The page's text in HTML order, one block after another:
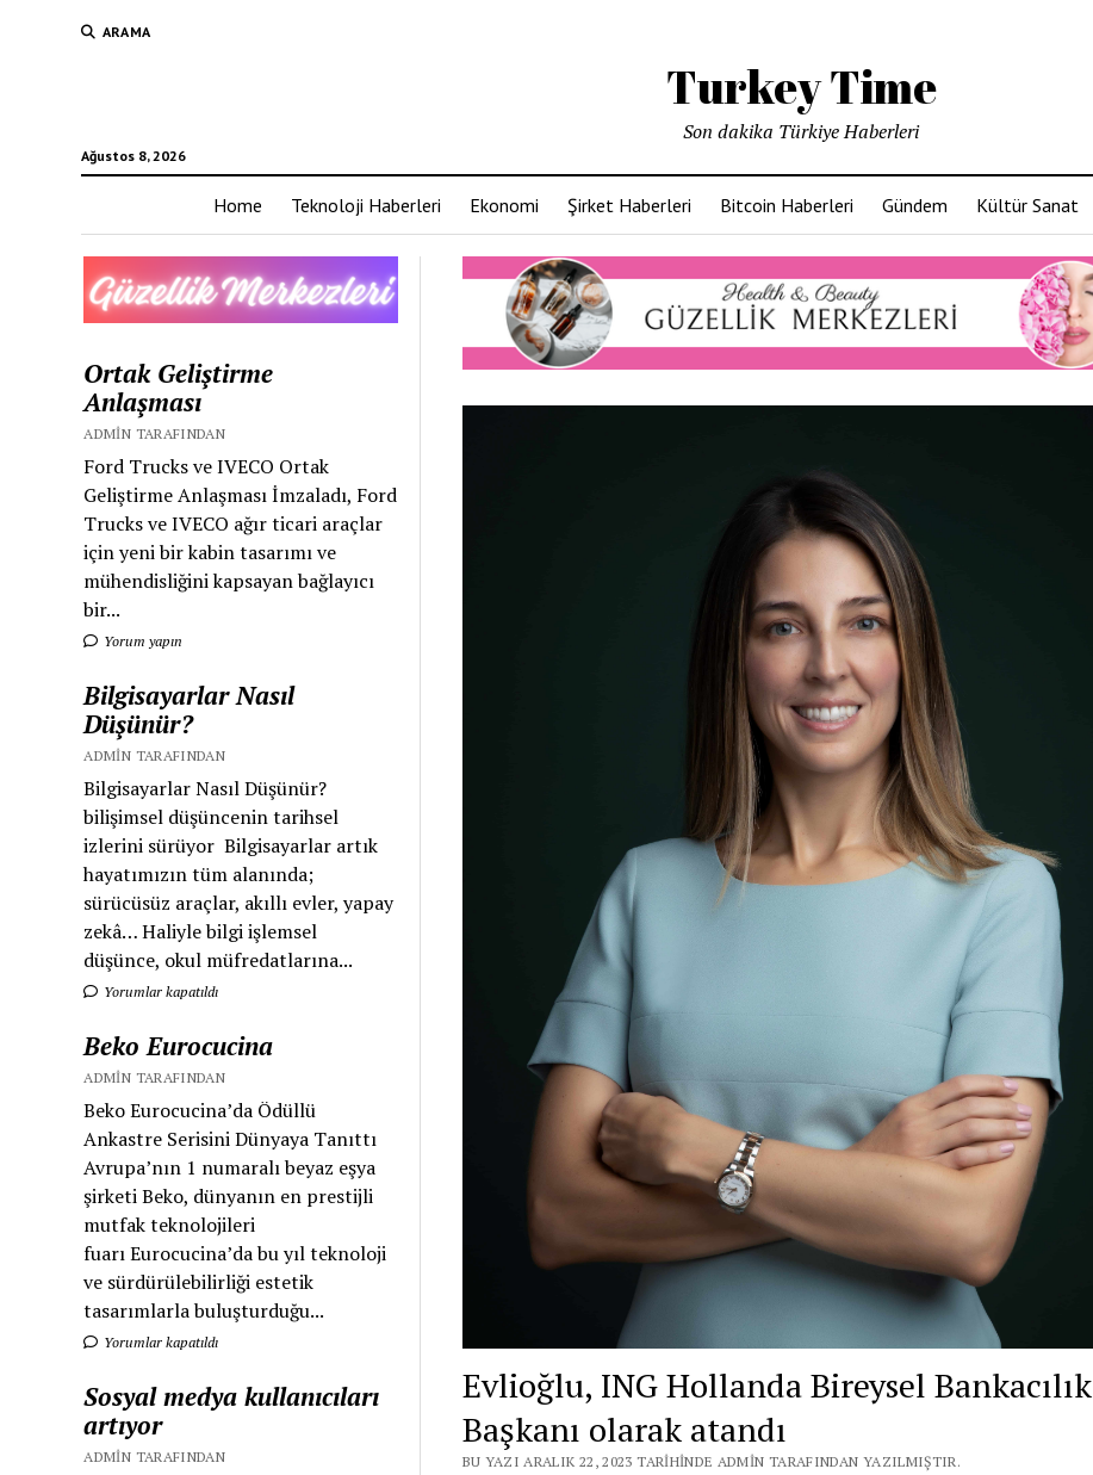
ARAMA
Turkey Time
Ağustos 8, 2026
Son dakika Türkiye Haberleri
Home Teknoloji Haberleri Ekonomi Şirket Haberleri Bitcoin Haberleri Gündem Kültür Sanat
Ortak Geliştirme
Anlaşması
ADMIN TARAFINDAN
Ford Trucks ve IVECO Ortak
Geliştirme Anlaşması İmzaladı, Ford
Trucks ve IVECO ağır ticari araçlar
için yeni bir kabin tasarımı ve
mühendisliğini kapsayan bağlayıcı
bir...
Yorum yapın
Bilgisayarlar Nasıl
Düşünür?
ADMIN TARAFINDAN
Bilgisayarlar Nasıl Düşünür?
bilişimsel düşüncenin tarihsel
izlerini sürüyor Bilgisayarlar artık
hayatımızın tüm alanında;
sürücüsüz araçlar, akıllı evler, yapay
zekâ… Haliyle bilgi işlemsel
düşünce, okul müfredatlarına...
Yorumlar kapatıldı
Beko Eurocucina
ADMIN TARAFINDAN
Beko Eurocucina’da Ödüllü
Ankastre Serisini Dünyaya Tanıttı
Avrupa’nın 1 numaralı beyaz eşya
şirketi Beko, dünyanın en prestijli
mutfak teknolojileri
fuarı Eurocucina’da bu yıl teknoloji
ve sürdürülebilirliği estetik
tasarımlarla buluşturduğu...
Yorumlar kapatıldı
Sosyal medya kullanıcıları
artıyor
ADMIN TARAFINDAN
Evlioğlu, ING Hollanda Bireysel Bankacılık
Başkanı olarak atandı
BU YAZI ARALIK 22, 2023 TARIHINDE ADMIN TARAFINDAN YAZILMIŞTIR.